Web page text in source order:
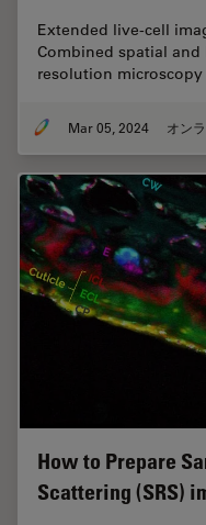
Extended live-cell
Combined spatial
resolution
Mar 05, 2024 オン
How to Prepare
Scattering (SRS)